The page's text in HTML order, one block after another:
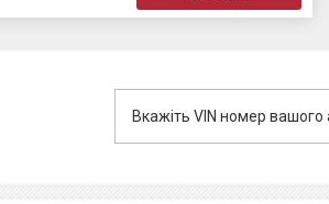
Вкажіть VIN номер вашого